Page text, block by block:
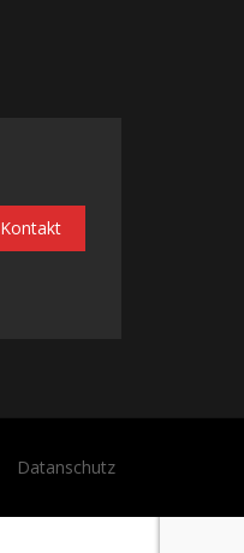
Kontakt
Datanschutz